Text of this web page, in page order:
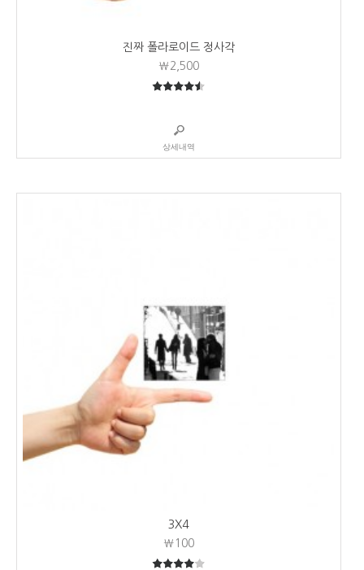
진짜 폴라로이드 정사각
₩2,500
상세내역
3X4
₩100